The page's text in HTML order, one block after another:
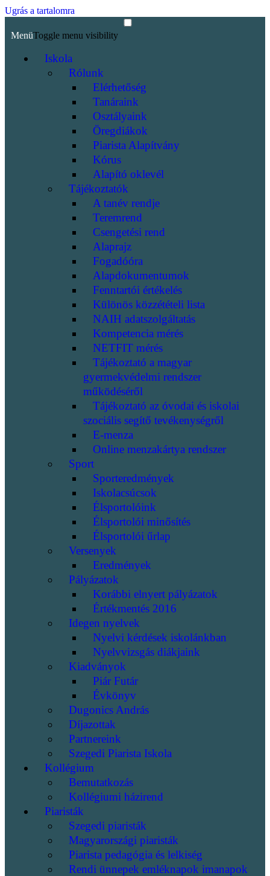
Ugrás a tartalomra
MenüToggle menu visibility
Iskola
Rólunk
Elérhetőség
Tanáraink
Osztályaink
Öregdiákok
Piarista Alapítvány
Kórus
Alapító oklevél
Tájékoztatók
A tanév rendje
Teremrend
Csengetési rend
Alaprajz
Fogadóóra
Alapdokumentumok
Fenntartói értékelés
Különös közzétételi lista
NAIH adatszolgáltatás
Kompetencia mérés
NETFIT mérés
Tájékoztató a magyar
gyermekvédelmi rendszer
működéséről
Tájékoztató az óvodai és iskolai
szociális segítő tevékenységről
E-menza
Online menzakártya rendszer
Sport
Sporteredmények
Iskolacsúcsok
Élsportolóink
Élsportolói minősítés
Élsportolói űrlap
Versenyek
Eredmények
Pályázatok
Korábbi elnyert pályázatok
Értékmentés 2016
Idegen nyelvek
Nyelvi kérdések iskolánkban
Nyelvvizsgás diákjaink
Kiadványok
Piár Futár
Évkönyv
Dugonics András
Díjazottak
Partnereink
Szegedi Piarista Iskola
Kollégium
Bemutatkozás
Kollégiumi házirend
Piaristák
Szegedi piaristák
Magyarországi piaristák
Piarista pedagógia és lelkiség
Rendi ünnepek emléknapok imanapok